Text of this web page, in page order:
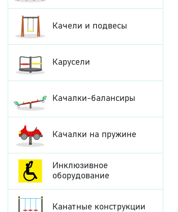
Качели и подвесы
Карусели
Качалки-балансиры
Качалки на пружине
Инклюзивное
оборудование
Канатные конструкции